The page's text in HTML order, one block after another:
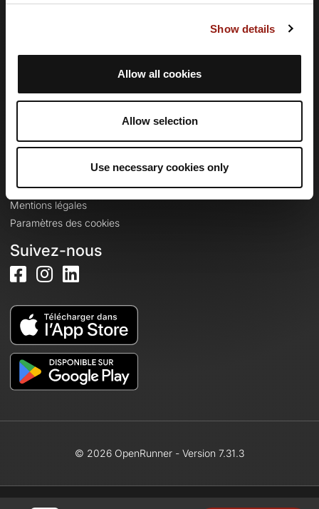
Show details
Allow all cookies
Allow selection
Use necessary cookies only
Informations légales
Politique de confidentialité
CGU
Mentions légales
Paramètres des cookies
Suivez-nous
© 2026 OpenRunner - Version 7.31.3